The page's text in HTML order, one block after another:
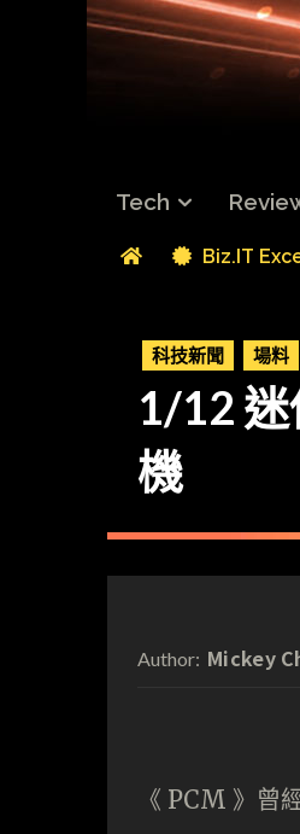
Tech
Biz.IT
科技新聞 場料
1/12
機
Author: Mickey
《 PCM 》曾